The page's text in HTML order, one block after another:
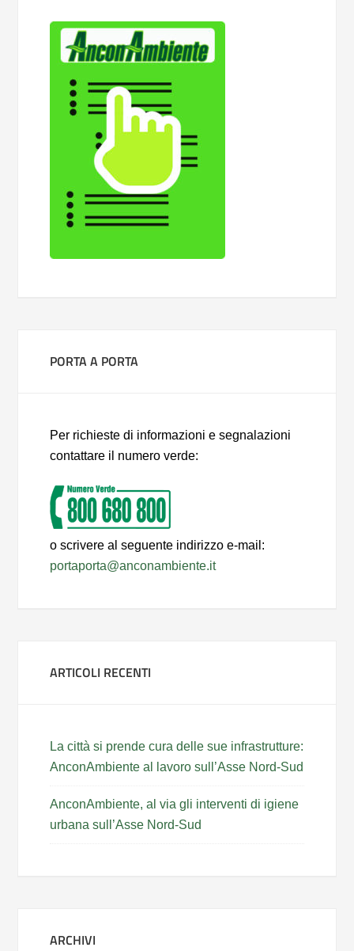
PORTA A PORTA
Per richieste di informazioni e segnalazioni
contattare il numero verde:
o scrivere al seguente indirizzo e-mail:
portaporta@anconambiente.it
ARTICOLI RECENTI
La città si prende cura delle sue infrastrutture:
AnconAmbiente al lavoro sull’Asse Nord-Sud
AnconAmbiente, al via gli interventi di igiene
urbana sull’Asse Nord-Sud
ARCHIVI